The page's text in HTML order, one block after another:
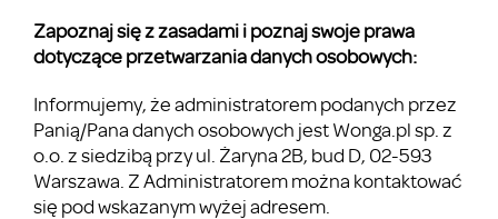
Zapoznaj się z zasadami i poznaj swoje prawa
dotyczące przetwarzania danych osobowych:
Informujemy, że administratorem podanych przez
Panią/Pana danych osobowych jest Wonga.pl sp. z
o.o. z siedzibą przy ul. Żaryna 2B, bud D, 02-593
Warszawa. Z Administratorem można kontaktować
się pod wskazanym wyżej adresem.